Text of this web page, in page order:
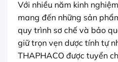
Với nhiều năm kinh
mang đến những sản
quy trình sơ chế và bảo
giữ trọn vẹn dược tính tự
THAPHACO được tuyển